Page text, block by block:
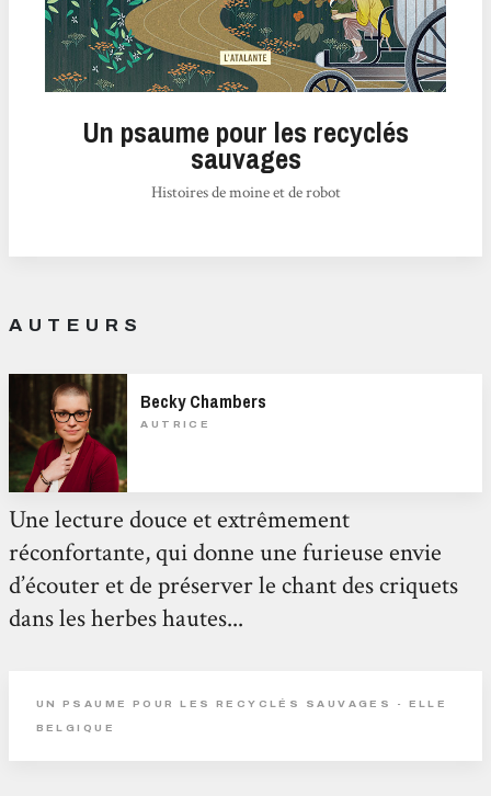
Un psaume pour les recyclés
sauvages
Histoires de moine et de robot
AUTEURS
Becky Chambers
AUTRICE
Une lecture douce et extrêmement
réconfortante, qui donne une furieuse envie
d’écouter et de préserver le chant des criquets
dans les herbes hautes...
UN PSAUME POUR LES RECYCLÉS SAUVAGES - ELLE
BELGIQUE